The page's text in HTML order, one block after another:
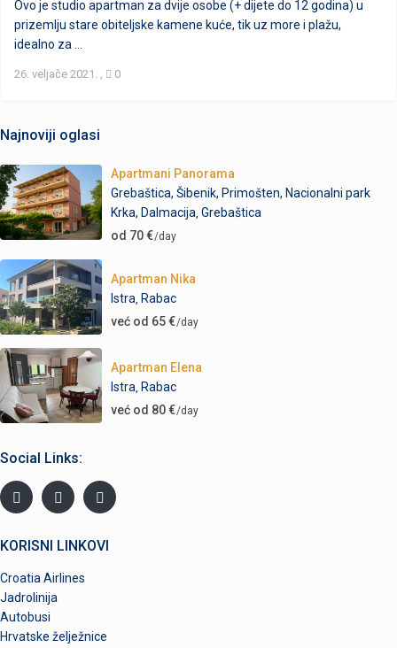
Ovo je studio apartman za dvije osobe (+ dijete do 12 godina) u
prizemlju stare obiteljske kamene kuće, tik uz more i plažu,
idealno za ...
26. veljače 2021. , 0
Najnoviji oglasi
Apartmani Panorama
Grebaštica, Šibenik, Primošten, Nacionalni park
Krka, Dalmacija,Grebaštica
od 70 €/day
Apartman Nika
Istra Rabac
već od 65 €/day
Apartman Elena
Istra Rabac
već od 80 €/day
Social Links:
KORISNI LINKOVI
Croatia Airlines
Jadrolinija
Autobusi
Hrvatske želježnice